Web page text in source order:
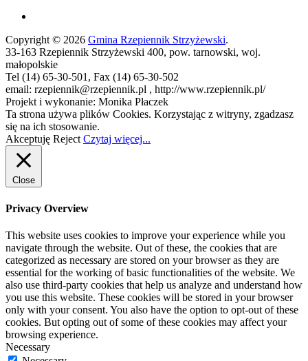
Copyright © 2026 Gmina Rzepiennik Strzyżewski.
33-163 Rzepiennik Strzyżewski 400, pow. tarnowski, woj.
małopolskie
Tel (14) 65-30-501, Fax (14) 65-30-502
email: rzepiennik@rzepiennik.pl , http://www.rzepiennik.pl/
Projekt i wykonanie: Monika Płaczek
Ta strona używa plików Cookies. Korzystając z witryny, zgadzasz
się na ich stosowanie.
Akceptuję Reject Czytaj więcej...
Close
Privacy Overview
This website uses cookies to improve your experience while you
navigate through the website. Out of these, the cookies that are
categorized as necessary are stored on your browser as they are
essential for the working of basic functionalities of the website. We
also use third-party cookies that help us analyze and understand how
you use this website. These cookies will be stored in your browser
only with your consent. You also have the option to opt-out of these
cookies. But opting out of some of these cookies may affect your
browsing experience.
Necessary